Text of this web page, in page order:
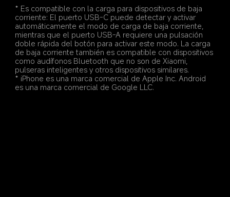
* Es compatible con la carga para dispositivos de baja
corriente: El puerto USB-C puede detectar y activar
automáticamente el modo de carga de baja corriente,
mientras que el puerto USB-A requiere una pulsación
doble rápida del botón para activar este modo. La carga
de baja corriente también es compatible con dispositivos
como audífonos Bluetooth que no son de Xiaomi,
pulseras inteligentes y otros dispositivos similares.
* iPhone es una marca comercial de Apple Inc. Android
es una marca comercial de Google LLC.